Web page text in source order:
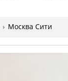
Москва Сити